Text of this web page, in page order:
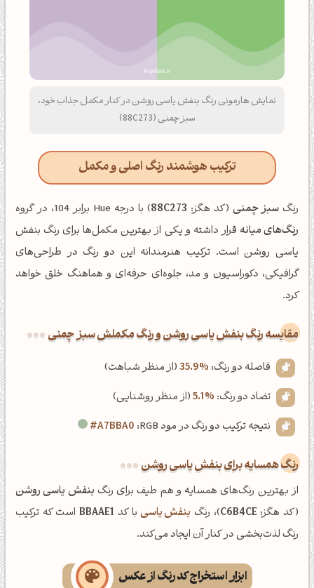
نمایش هارمونی رنگ بنفش یاسی روشن در کنار مکمل جذاب خود،
سبز چمنی (88C273)
ترکیب هوشمند رنگ اصلی و مکمل
رنگ سبز چمنی (کد هگز: 88C273) با درجه Hue برابر 104، در گروه
رنگ‌های میانه قرار داشته و یکی از بهترین مکمل‌ها برای رنگ بنفش
یاسی روشن است. ترکیب هنرمندانه این دو رنگ در طراحی‌های
گرافیکی، دکوراسیون و مد، جلوه‌ای حرفه‌ای و هماهنگ خلق خواهد
کرد.
‌مقایسه رنگ بنفش یاسی روشن و رنگ مکملش سبز چمنی
فاصله دو رنگ: 35.9%(از منظر شباهت)
تضاد دو رنگ: 5.1%(از منظر روشنایی)
نتیجه ترکیب دو رنگ در مود RGB:
#A7BBA0
رنگ همسایه برای بنفش یاسی روشن
از بهترین رنگ‌های همسایه و هم طیف برای رنگ بنفش یاسی روشن
(کد هگز: C6B4CE)، رنگ بنفش یاسیبا کد BBAAE1است که ترکیب
رنگ لذت‌بخشی در کنار آن ایجاد می‌کند.
ابزار استخراج کد رنگ از عکس